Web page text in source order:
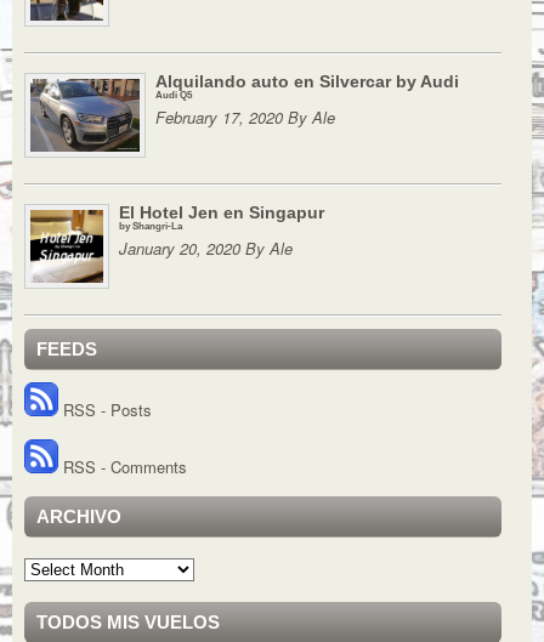
Alquilando auto en Silvercar by Audi
Audi Q5
February 17, 2020 By Ale
El Hotel Jen en Singapur
by Shangri-La
January 20, 2020 By Ale
FEEDS
RSS - Posts
RSS - Comments
ARCHIVO
Archivo
TODOS MIS VUELOS